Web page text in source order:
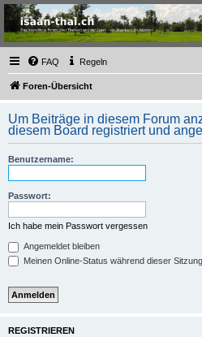
Thailand & Isaan Forum
- isaan-thai.ch
Das freundliche Forum über Thailand und den
FAQ Regeln
Foren-Übersicht
Um Beiträge in diesem Forum
diesem Board registriert und
Benutzername:
Passwort:
Ich habe mein Passwort vergessen
Angemeldet bleiben
Meinen Online-Status während dieser
REGISTRIEREN